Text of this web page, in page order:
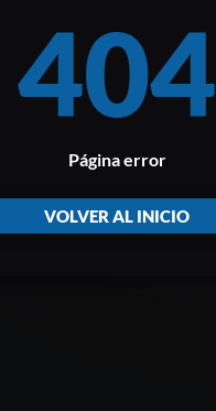
404
Página error
VOLVER AL INICIO